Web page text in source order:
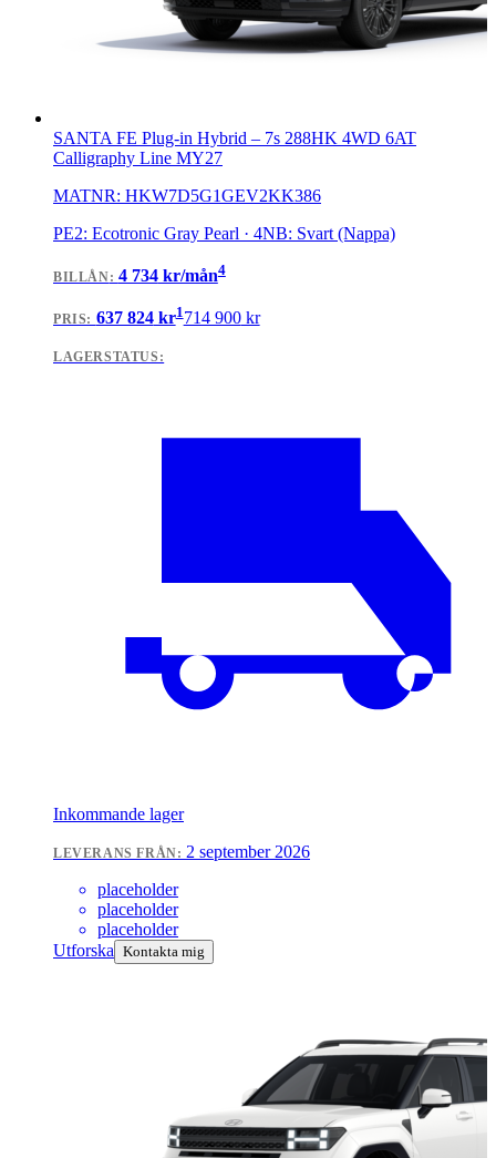
SANTA FE Plug-in Hybrid – 7s 288HK 4WD 6AT
Calligraphy Line MY27
MATNR: HKW7D5G1GEV2KK386
PE2: Ecotronic Gray Pearl · 4NB: Svart (Nappa)
BILLÅN: 4 734kr/mån4
PRIS: 637 824kr1714 900kr
LAGERSTATUS:
Inkommande lager
LEVERANS FRÅN: 2 september 2026
placeholder
placeholder
placeholder
Utforska Kontakta mig